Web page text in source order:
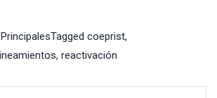
PrincipalesTagged coeprist,
, reactivación